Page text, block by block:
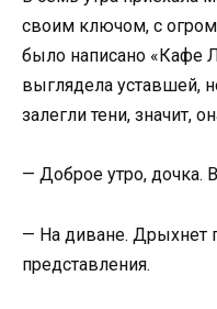
своим ключом, с
было написано «Кафе
выглядела уставшей,
залегли тени, значит,
— Доброе утро, дочка.
— На диване. Дрыхнет
представления.